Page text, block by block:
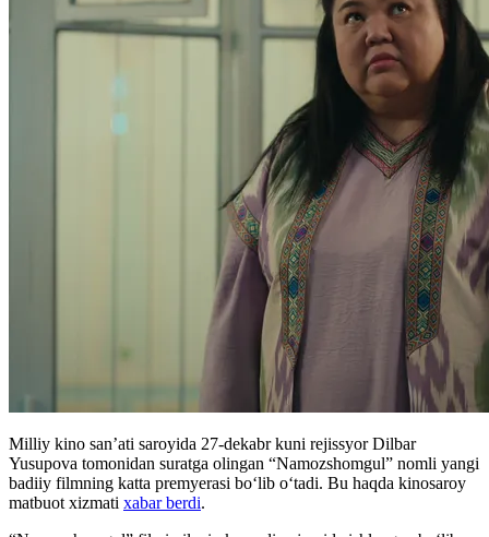
Milliy kino san’ati saroyida 27-dekabr kuni rejissyor Dilbar
Yusupova tomonidan suratga olingan “Namozshomgul” nomli yangi
badiiy filmning katta premyerasi boʻlib oʻtadi. Bu haqda kinosaroy
matbuot xizmati xabar berdi.